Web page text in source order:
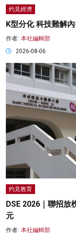
灼見經濟
K型分化 科技難解
作者: 本社編輯部
2026-08-06
灼見教育
DSE 2026｜聯招放
元
作者: 本社編輯部